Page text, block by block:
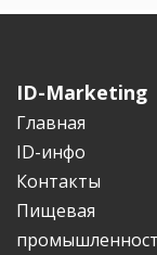
ID-Marketing
Главная
ID-инфо
Контакты
Пищевая